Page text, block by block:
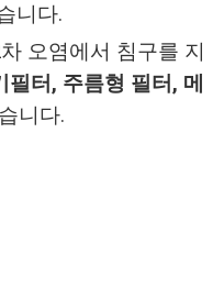
니다.
오염에서 침구를 지
터, 주름형 필터, 메
니다.